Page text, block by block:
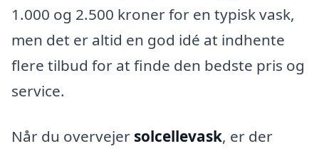
1.000 og 2.500 kroner for en typisk vask,
men det er altid en god idé at indhente
flere tilbud for at finde den bedste pris og
service.
Når du overvejer solcellevask, er der